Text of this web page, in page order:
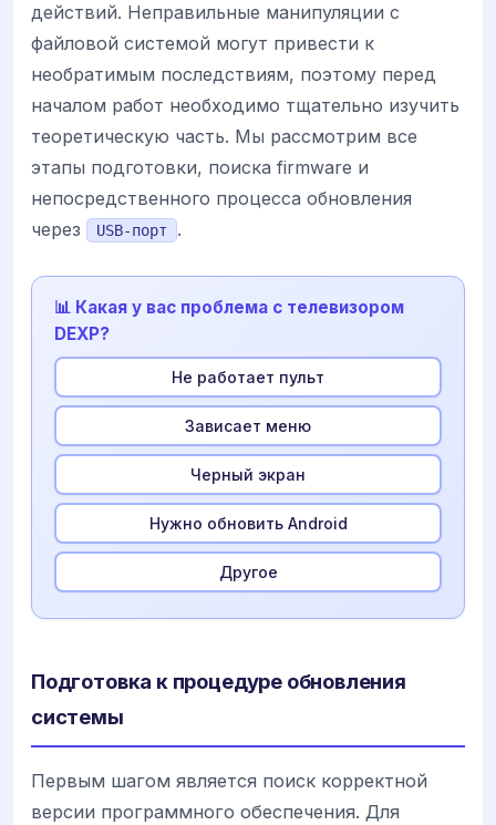
действий. Неправильные манипуляции с
файловой системой могут привести к
необратимым последствиям, поэтому перед
началом работ необходимо тщательно изучить
теоретическую часть. Мы рассмотрим все
этапы подготовки, поиска firmware и
непосредственного процесса обновления
через
USB-порт .
📊 Какая у вас проблема с телевизором
DEXP?
Не работает пульт
Зависает меню
Черный экран
Нужно обновить Android
Другое
Подготовка к процедуре обновления
системы
Первым шагом является поиск корректной
версии программного обеспечения. Для